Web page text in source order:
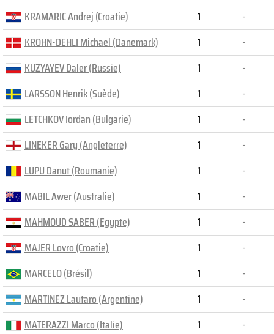
KRAMARIC Andrej (Croatie)
KROHN-DEHLI Michael (Danemark)
KUZYAYEV Daler (Russie)
LARSSON Henrik (Suède)
LETCHKOV Iordan (Bulgarie)
LINEKER Gary (Angleterre)
LUPU Danut (Roumanie)
MABIL Awer (Australie)
MAHMOUD SABER (Egypte)
MAJER Lovro (Croatie)
MARCELO (Brésil)
MARTINEZ Lautaro (Argentine)
MATERAZZI Marco (Italie)
1
-
1
-
1
-
1
-
1
-
1
-
1
-
1
-
1
-
1
-
1
-
1
-
1
-